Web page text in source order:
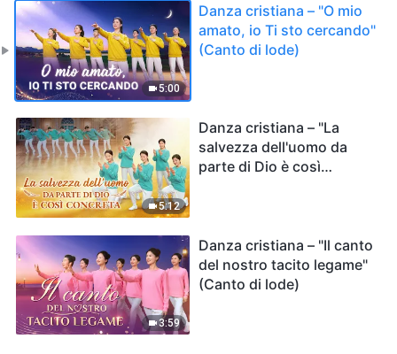
5:00
Danza cristiana – "O mio
amato, io Ti sto cercando"
(Canto di lode)
5:12
Danza cristiana – "La
salvezza dell'uomo da
parte di Dio è così
3:59
Danza cristiana – "Il canto
del nostro tacito legame"
(Canto di lode)